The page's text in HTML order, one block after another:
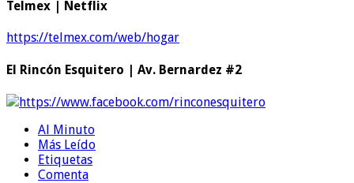
Telmex | Netflix
https://telmex.com/web/hogar
El Rincón Esquitero | Av. Bernardez #2
https://www.facebook.com/rinconesquitero
Al Minuto
Más Leído
Etiquetas
Comenta